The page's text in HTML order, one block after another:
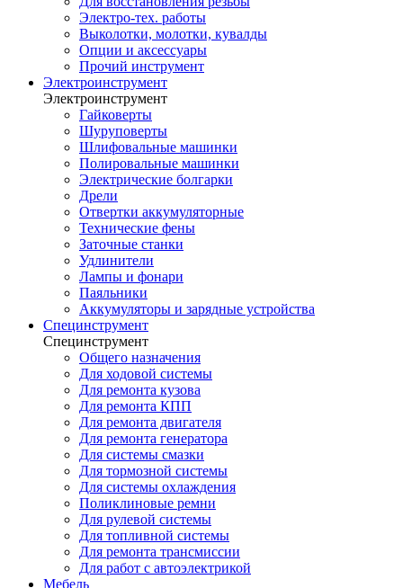
Электро-тех. работы
Выколотки, молотки, кувалды
Опции и аксессуары
Прочий инструмент
Электроинструмент
Электроинструмент
Гайковерты
Шуруповерты
Шлифовальные машинки
Полировальные машинки
Электрические болгарки
Дрели
Отвертки аккумуляторные
Технические фены
Заточные станки
Удлинители
Лампы и фонари
Паяльники
Аккумуляторы и зарядные устройства
Специнструмент
Специнструмент
Общего назначения
Для ходовой системы
Для ремонта кузова
Для ремонта КПП
Для ремонта двигателя
Для ремонта генератора
Для системы смазки
Для тормозной системы
Для системы охлаждения
Поликлиновые ремни
Для рулевой системы
Для топливной системы
Для ремонта трансмиссии
Для работ с автоэлектрикой
Мебель